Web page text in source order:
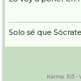
Solo sé que
Karma: 103 -